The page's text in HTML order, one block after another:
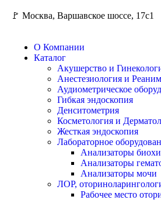
🚩 Москва, Варшавское шоссе, 17с1
О Компании
Каталог
Акушерство и
Анестезиология и
Аудиометрическое
Гибкая эндоскопия
Денситометрия
Косметология и
Жесткая эндоскопия
Лабораторное
Анализаторы
Анализаторы
Анализаторы мочи
ЛОР,
Рабочее место